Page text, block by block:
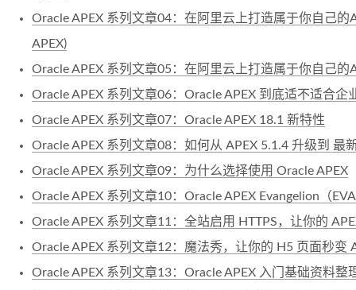
Oracle APEX 系列文章04：在阿里云上打造属于你自己的
APEX)
Oracle APEX 系列文章05：在阿里云上打造属于你自己的
Oracle APEX 系列文章06：Oracle APEX 到底适不适合企
Oracle APEX 系列文章07：Oracle APEX 18.1 新特性
Oracle APEX 系列文章08：如何从 APEX 5.1.4 升级到 最
Oracle APEX 系列文章09：为什么选择使用 Oracle APEX
Oracle APEX 系列文章10：Oracle APEX Evangelion（
Oracle APEX 系列文章11：全站启用 HTTPS，让你的
Oracle APEX 系列文章12：魔法秀，让你的 H5 页面秒变
Oracle APEX 系列文章13：Oracle APEX 入门基础资料整